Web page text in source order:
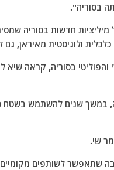
בסוריה".
חדשות בסוריה
כלכלית ולוגיסטית מאיראן,
בסוריה, קראה שיא
במשך שנים להשתמש בשטח
שי.
שתאפשר לשותפים